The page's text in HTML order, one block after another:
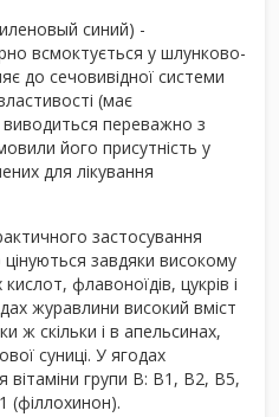
синий) -
всмоктується у шлунково-
до сечовивідної системи
(має
переважно з
його присутність у
для лікування
застосування
завдяки високому
кислот, флавоноїдів, цукрів і
журавлини високий вміст
ж скільки і в апельсинах,
суниці. У ягодах
вітаміни групи В: В1, В2, В5,
(філлохинон).